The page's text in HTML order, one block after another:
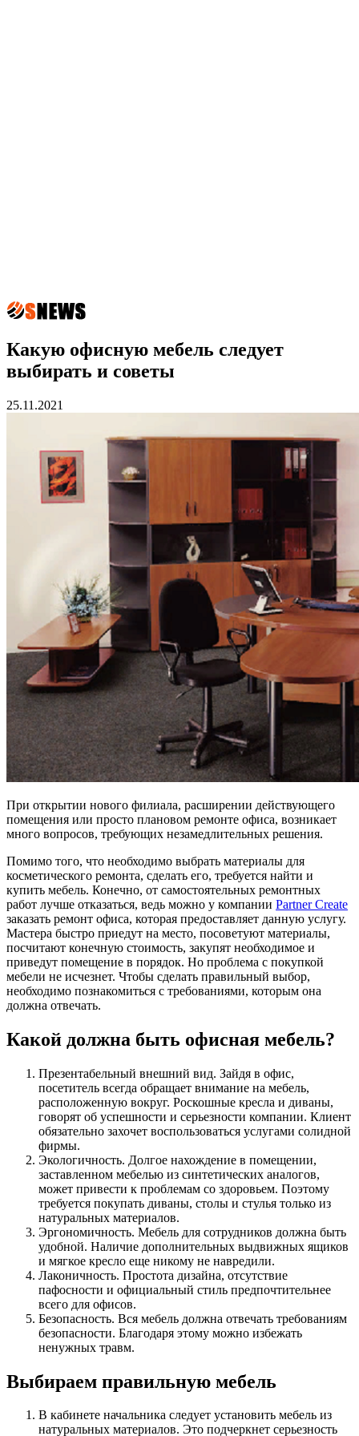
Какую офисную мебель следует
выбирать и советы
25.11.2021
При открытии нового филиала, расширении действующего
помещения или просто плановом ремонте офиса, возникает
много вопросов, требующих незамедлительных решения.
Помимо того, что необходимо выбрать материалы для
косметического ремонта, сделать его, требуется найти и
купить мебель. Конечно, от самостоятельных ремонтных
работ лучше отказаться, ведь можно у компании Partner Create
заказать ремонт офиса, которая предоставляет данную услугу.
Мастера быстро приедут на место, посоветуют материалы,
посчитают конечную стоимость, закупят необходимое и
приведут помещение в порядок. Но проблема с покупкой
мебели не исчезнет. Чтобы сделать правильный выбор,
необходимо познакомиться с требованиями, которым она
должна отвечать.
Какой должна быть офисная мебель?
Презентабельный внешний вид. Зайдя в офис,
посетитель всегда обращает внимание на мебель,
расположенную вокруг. Роскошные кресла и диваны,
говорят об успешности и серьезности компании. Клиент
обязательно захочет воспользоваться услугами солидной
фирмы.
Экологичность. Долгое нахождение в помещении,
заставленном мебелью из синтетических аналогов,
может привести к проблемам со здоровьем. Поэтому
требуется покупать диваны, столы и стулья только из
натуральных материалов.
Эргономичность. Мебель для сотрудников должна быть
удобной. Наличие дополнительных выдвижных ящиков
и мягкое кресло еще никому не навредили.
Лаконичность. Простота дизайна, отсутствие
пафосности и официальный стиль предпочтительнее
всего для офисов.
Безопасность. Вся мебель должна отвечать требованиям
безопасности. Благодаря этому можно избежать
ненужных травм.
Выбираем правильную мебель
В кабинете начальника следует установить мебель из
натуральных материалов. Это подчеркнет серьезность